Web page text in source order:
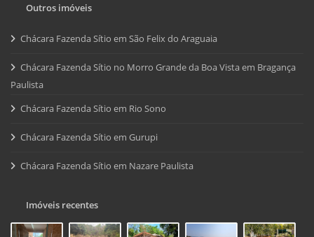
Outros imóveis
Chácara Fazenda Sítio em São Felix do Araguaia
Chácara Fazenda Sítio no Morro Grande da Boa Vista em Bragança
Paulista
Chácara Fazenda Sítio em Rio Sono
Chácara Fazenda Sítio em Gurupi
Chácara Fazenda Sítio em Nazare Paulista
Imóveis recentes